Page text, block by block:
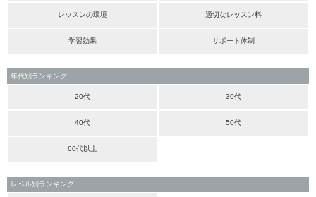
レッスンの環境 適切なレッスン料
学習効果 サポート体制
年代別ランキング
20代 30代
40代 50代
60代以上
レベル別ランキング